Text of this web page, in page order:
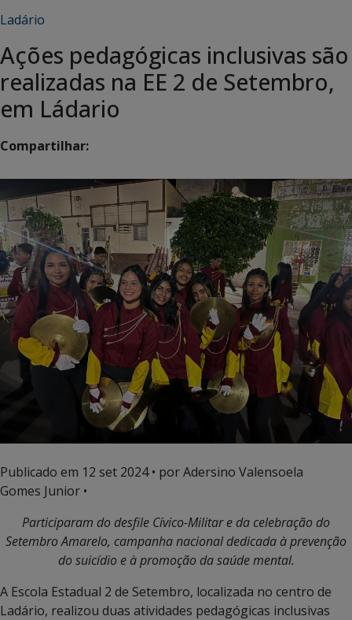
Ladário
Ações pedagógicas inclusivas são
realizadas na EE 2 de Setembro,
em Ládario
Compartilhar:
Publicado em 12 set 2024• por Adersino Valensoela
Gomes Junior •
Participaram do desfile Cívico-Militar e da celebração do
Setembro Amarelo, campanha nacional dedicada à prevenção
do suicídio e à promoção da saúde mental.
A Escola Estadual 2 de Setembro, localizada no centro de
Ladário, realizou duas atividades pedagógicas inclusivas